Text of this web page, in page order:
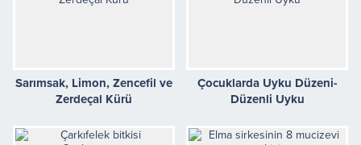
Sarımsak, Limon, Zencefil ve
Zerdeçal Kürü
Çocuklarda Uyku Düzeni-
Düzenli Uyku